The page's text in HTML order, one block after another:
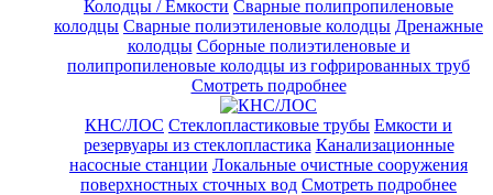
Колодцы / Емкости Сварные полипропиленовые
колодцы Сварные полиэтиленовые колодцы Дренажные
колодцы Сборные полиэтиленовые и
полипропиленовые колодцы из гофрированных труб
Смотреть подробнее
КНС/ЛОС Стеклопластиковые трубы Емкости и
резервуары из стеклопластика Канализационные
насосные станции Локальные очистные сооружения
поверхностных сточных вод Смотреть подробнее